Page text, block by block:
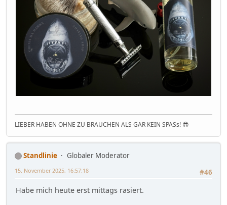
LIEBER HABEN OHNE ZU BRAUCHEN ALS GAR KEIN SPASs! 😎
Standlinie
Globaler Moderator
#46
15. November 2025, 16:57:18
Habe mich heute erst mittags rasiert.